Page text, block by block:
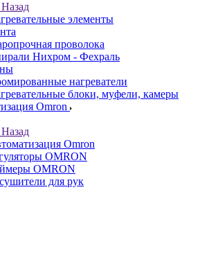
Назад
элементы
проволока
Нихром - Фехраль
нагреватели
блоки, муфели, камеры
Omron
Назад
Omron
OMRON
OMRON
для рук